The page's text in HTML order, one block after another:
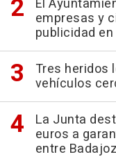
empresas y
publicidad
Tres heridos
vehículos
La Junta
euros a
entre